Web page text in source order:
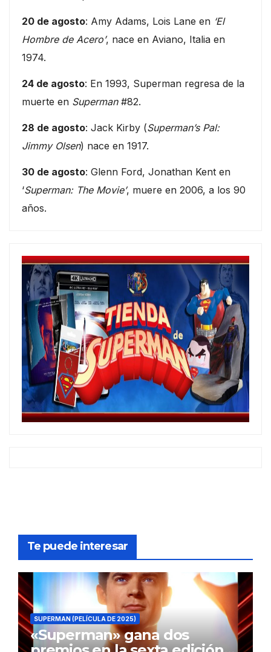
20 de agosto: Amy Adams, Lois Lane en ‘El
Hombre de Acero’, nace en Aviano, Italia en
1974.
24 de agosto: En 1993, Superman regresa de la
muerte en Superman#82.
28 de agosto: Jack Kirby (Superman’s Pal:
Jimmy Olsen) nace en 1917.
30 de agosto: Glenn Ford, Jonathan Kent en
‘Superman: The Movie’, muere en 2006, a los 90
años.
Te puede interesar
SUPERMAN (PELÍCULA DE 2025)
«Superman» gana dos